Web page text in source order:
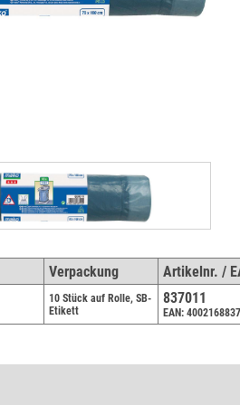
Verpackung Artikelnr. /
10 Stück auf Rolle, SB-
Etikett
837011
EAN: